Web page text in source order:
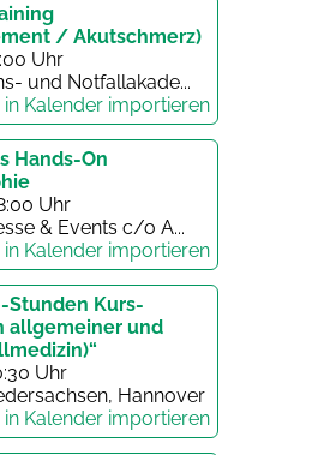
/ Akutschmerz)
Uhr
und Notfallakade...
in Kalender importieren
Hands-On
Uhr
& Events c/o A...
in Kalender importieren
Stunden Kurs-
allgemeiner und
Uhr
Hannover
in Kalender importieren